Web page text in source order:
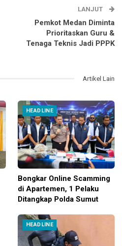
LANJUT
Pemkot Medan Diminta
Prioritaskan Guru &
Tenaga Teknis Jadi PPPK
Artikel Lain
HEADLINE
Bongkar Online Scamming
di Apartemen, 1 Pelaku
Ditangkap Polda Sumut
HEADLINE